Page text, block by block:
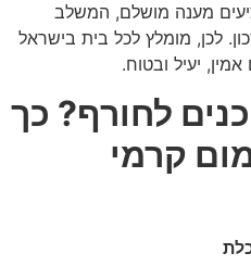
מענה מושלם, המשלב
לכן, מומלץ לכל בית בישראל
יעיל ובטוח.
לחורף? כך
קרמי